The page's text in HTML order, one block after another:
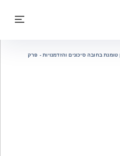
בחובה סיכונים והזדמנויות - פרק